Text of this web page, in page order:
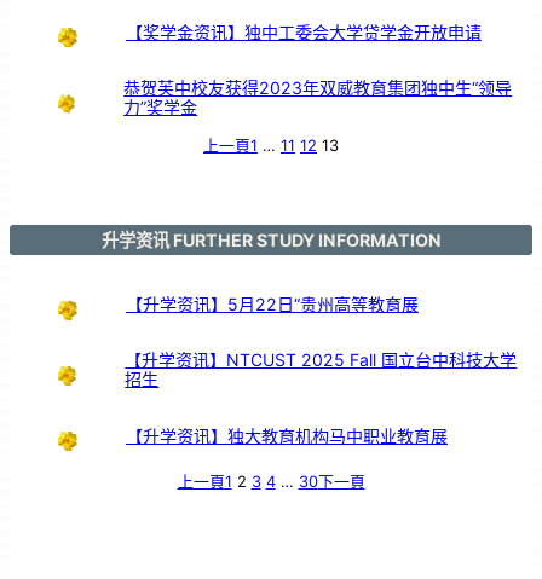
【奖学金资讯】独中工委会大学贷学金开放申请
恭贺芙中校友获得2023年双威教育集团独中生“领导
力”奖学金
上一頁1 … 11 12 13
升学资讯 FURTHER STUDY INFORMATION
【升学资讯】5月22日“贵州高等教育展
【升学资讯】NTCUST 2025 Fall 国立台中科技大学
招生
【升学资讯】独大教育机构马中职业教育展
上一頁1 2 3 4 … 30下一頁